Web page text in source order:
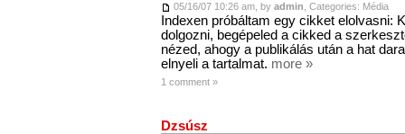
05/16/07 10:26 am, by admin, Categories: Média
Indexen próbáltam egy cikket elolvasni:
dolgozni, begépeled a cikked a
nézed, ahogy a publikálás után a hat
elnyeli a tartalmat. more »
1 comment »
Dzsúsz